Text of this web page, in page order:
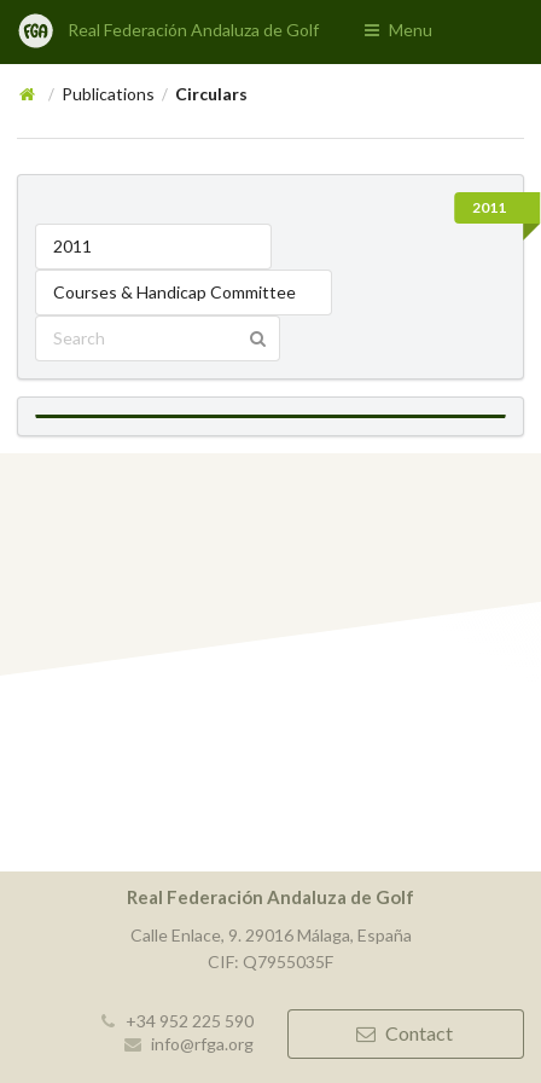
Real Federación Andaluza de Golf Menu
/ Publications / Circulars
2011
2011
Courses & Handicap Committee
Real Federación Andaluza de Golf
Calle Enlace, 9. 29016 Málaga, España
CIF: Q7955035F
+34 952 225 590
info@rfga.org
Contact